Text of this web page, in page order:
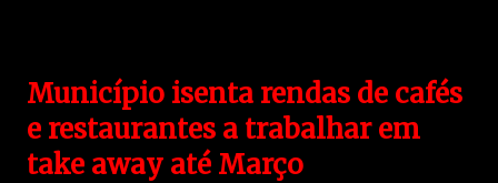
Município isenta rendas de cafés
e restaurantes a trabalhar em
take away até Março